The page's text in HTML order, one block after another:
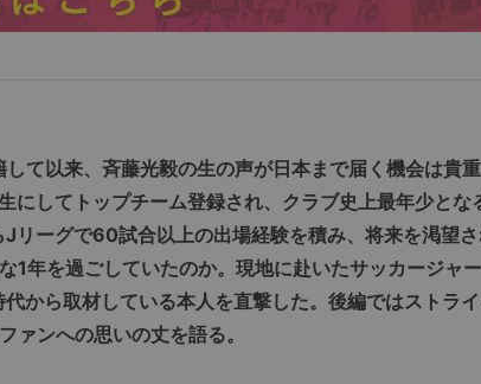
て以来、斉藤光毅の生の声が日本まで届く機会は貴重
にしてトップチーム登録され、クラブ史上最年少とな
リーグで60試合以上の出場経験を積み、将来を渇望
1年を過ごしていたのか。現地に赴いたサッカージャー
から取材している本人を直撃した。後編ではストラ
ァンへの思いの丈を語る。